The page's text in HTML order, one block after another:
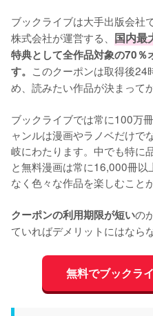
ブックライブは大手出版会社
株式会社が運営する、 国内最
特典として全作品対象の70％
す。 このクーポンは取得後24
め、読みたい作品が決まって
ブックライブでは常に100万
ャンルは漫画やラノベだけで
岐にわたります。中でも特に
と無料漫画は常に16,000冊以
なく色々な作品を楽しむこと
クーポンの利用期限が短いの
ていればデメリットにはなら
無料でブックラ